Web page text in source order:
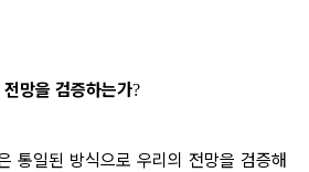
망을 검증하는가?
통일된 방식으로 우리의 전망을 검증해